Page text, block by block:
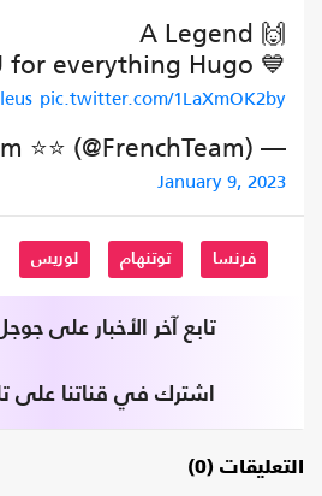
A Legend 🙌
for everything Hugo 💙
pic.twitter.com/1LaXmOK2by
— French Team ⭐⭐ (@FrenchTeam)
January 9, 2023
فرنسا توتنهام لوريس
تابع آخر الأخبار على
اشترك في قناتنا على
التعليقات (0)